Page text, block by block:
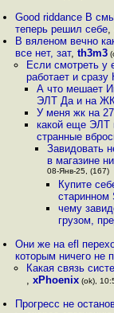
Good riddance В
теперь решил себе,
В вяленом вечно
все нет, зат,th3m3
Если смотреть
работает и сразу
А что мешает
ЭЛТ Да и на
У меня жк на
какой еще ЭЛТ
странные
Завидовать
в магазине
08-Янв-25, (167)
Купите
старинном
чему
грузом,
Они же на efl
которым ничего не
Какая связь
, xPhoenix(ok),
Прогресс не